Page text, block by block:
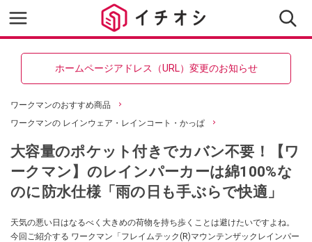
ホームページアドレス（URL）変更のお知らせ
ワークマンのおすすめ商品
ワークマンの レインウェア・レインコート・かっぱ
大容量のポケット付きでカバン不要！【ワ
ークマン】のレインパーカーは綿100%な
のに防水仕様「雨の日も手ぶらで快適」
天気の悪い日はなるべく大きめの荷物を持ち歩くことは避けたいですよね。
今回ご紹介する ワークマン「フレイムテック(R)マウンテンザックレインパー